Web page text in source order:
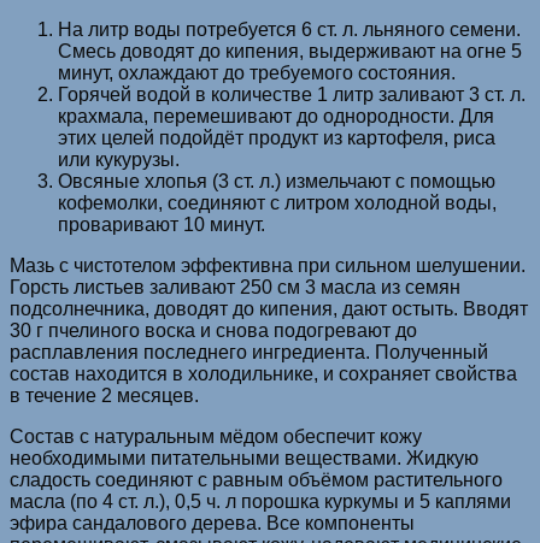
На литр воды потребуется 6 ст. л. льняного семени.
Смесь доводят до кипения, выдерживают на огне 5
минут, охлаждают до требуемого состояния.
Горячей водой в количестве 1 литр заливают 3 ст. л.
крахмала, перемешивают до однородности. Для
этих целей подойдёт продукт из картофеля, риса
или кукурузы.
Овсяные хлопья (3 ст. л.) измельчают с помощью
кофемолки, соединяют с литром холодной воды,
проваривают 10 минут.
Мазь с чистотелом эффективна при сильном шелушении.
Горсть листьев заливают 250 см 3 масла из семян
подсолнечника, доводят до кипения, дают остыть. Вводят
30 г пчелиного воска и снова подогревают до
расплавления последнего ингредиента. Полученный
состав находится в холодильнике, и сохраняет свойства
в течение 2 месяцев.
Состав с натуральным мёдом обеспечит кожу
необходимыми питательными веществами. Жидкую
сладость соединяют с равным объёмом растительного
масла (по 4 ст. л.), 0,5 ч. л порошка куркумы и 5 каплями
эфира сандалового дерева. Все компоненты